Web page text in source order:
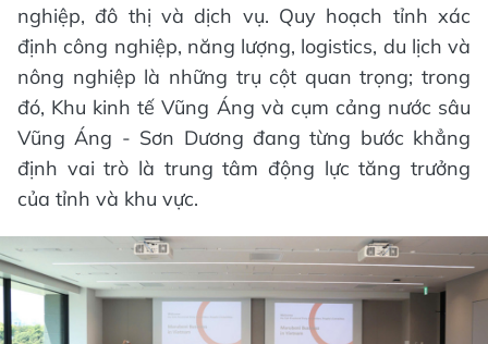
nghiệp, đô thị và dịch vụ. Quy hoạch tỉnh xác
định công nghiệp, năng lượng, logistics, du lịch và
nông nghiệp là những trụ cột quan trọng; trong
đó, Khu kinh tế Vũng Áng và cụm cảng nước sâu
Vũng Áng - Sơn Dương đang từng bước khẳng
định vai trò là trung tâm động lực tăng trưởng
của tỉnh và khu vực.